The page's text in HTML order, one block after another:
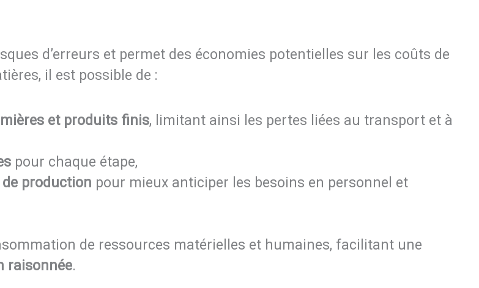
d’erreurs et permet des économies potentielles sur les coûts de
il est possible de :
et produits finis, limitant ainsi les pertes liées au transport et à
pour chaque étape,
production pour mieux anticiper les besoins en personnel et
de ressources matérielles et humaines, facilitant une
raisonnée.